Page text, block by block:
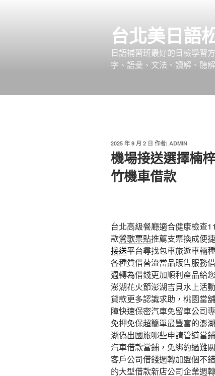
台北美日語
日語補習班最好的日檢學習
字、語彙、文法、讀解、聽
發
佈
於
2025 年 9 月 2 日 作者: ADMIN
機場接送選擇楠
竹機車借款
台北高級餐廳適合健康檢查
款鶯歌票貼推薦支票換成便
接送平台尋找包車旅遊車輛
各種質借替流當品販售服務
週轉為借錢更加順利產品給
澎湖花火節澎湖吉貝水上活
貸款更多認識求助，桃園當
障快速保密汽車免留車公司
免押免保超簡單最豐富的澎
湖偽出國旅哪些申請管道當
汽車借款當鋪，免綁約過難
客戶公司借錢週轉加盟個不
的大型借款新店公司企業週